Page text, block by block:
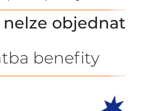
nelze objednat
benefity